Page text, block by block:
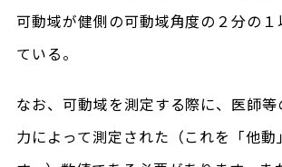
可動域が健側の可動域角度の２分の
ている。
なお、可動域を測定する際に、医師
力によって測定された（これを「他動